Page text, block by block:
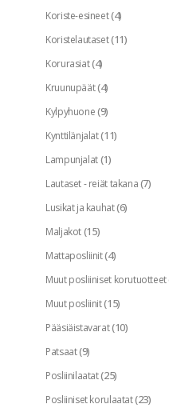
Koriste-esineet(4)
Koristelautaset(11)
Korurasiat(4)
Kruunupäät(4)
Kylpyhuone(9)
Kynttilänjalat(11)
Lampunjalat(1)
Lautaset - reiät takana(7)
Lusikat ja kauhat(6)
Maljakot(15)
Mattaposliinit(4)
Muut posliiniset korutuotteet
Muut posliinit(15)
Pääsiäistavarat(10)
Patsaat(9)
Posliinilaatat(25)
Posliiniset korulaatat(23)